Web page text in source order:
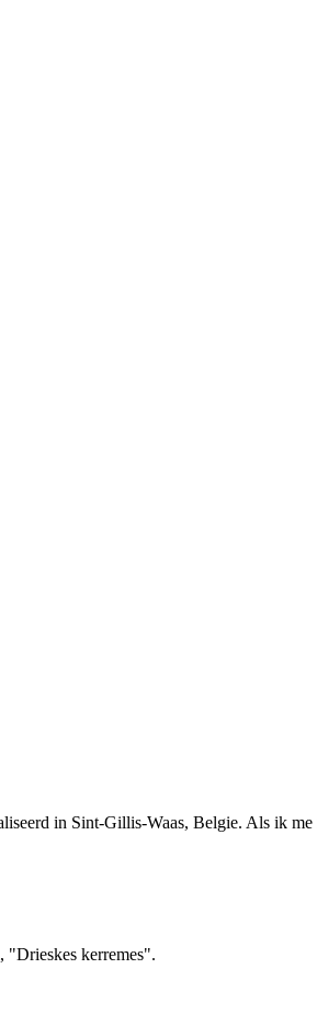
in Sint-Gillis-Waas, Belgie. Als ik
"Drieskes kerremes".